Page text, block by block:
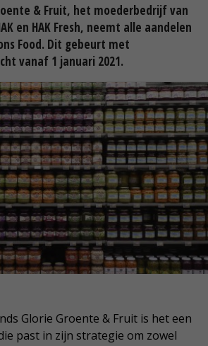
& Fruit, het moederbedrijf van
en HAK Fresh, neemt alle aandelen
Food. Dit gebeurt met
vanaf 1 januari 2021.
Glorie Groente & Fruit is het een
past in zijn strategie om zowel